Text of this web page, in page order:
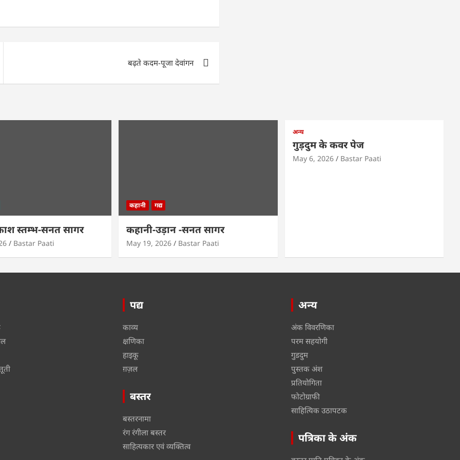
बढ़ते कदम-पूजा देवांगन
स्तम्भ-सनत सागर
Bastar Paati
कहानी गद्य
कहानी-उड़ान -सनत सागर
May 19, 2026 Bastar Paati
अन्य
गुड़दुम के कवर पेज
May 6, 2026 Bastar Paati
पद्य
काव्य
क्षणिका
हाइकू
ग़ज़ल
बस्तर
बस्तरनामा
रंग रंगीला बस्तर
साहित्यकार एवं व्यक्तित्व
अन्य
अंक विवरणिका
परम सहयोगी
गुडदुम
पुस्तक अंश
प्रतियोगिता
फोटोग्राफी
साहित्यिक उठापटक
पत्रिका के अंक